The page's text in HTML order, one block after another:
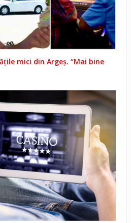
mici din Argeș. “Mai bine